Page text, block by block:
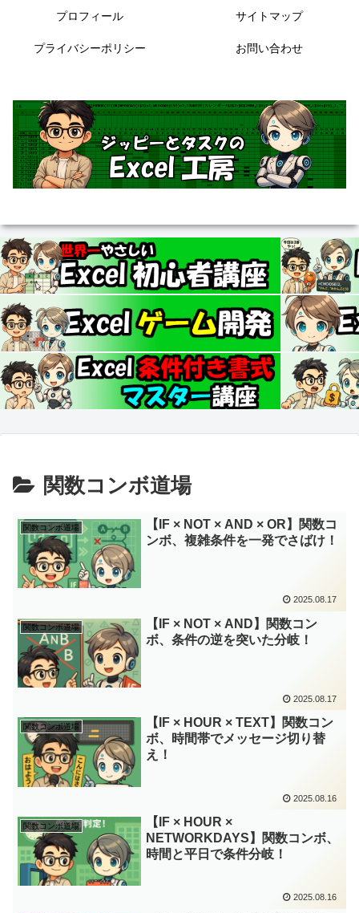
プロフィール サイトマップ
プライバシーポリシー お問い合わせ
関数コンボ道場
関数コンボ道場
【IF × NOT × AND × OR】関数コ
ンボ、複雑条件を一発でさばけ！
2025.08.17
関数コンボ道場
【IF × NOT × AND】関数コン
ボ、条件の逆を突いた分岐！
2025.08.17
関数コンボ道場
【IF × HOUR × TEXT】関数コン
ボ、時間帯でメッセージ切り替
え！
2025.08.16
関数コンボ道場
【IF × HOUR ×
NETWORKDAYS】関数コンボ、
時間と平日で条件分岐！
2025.08.16